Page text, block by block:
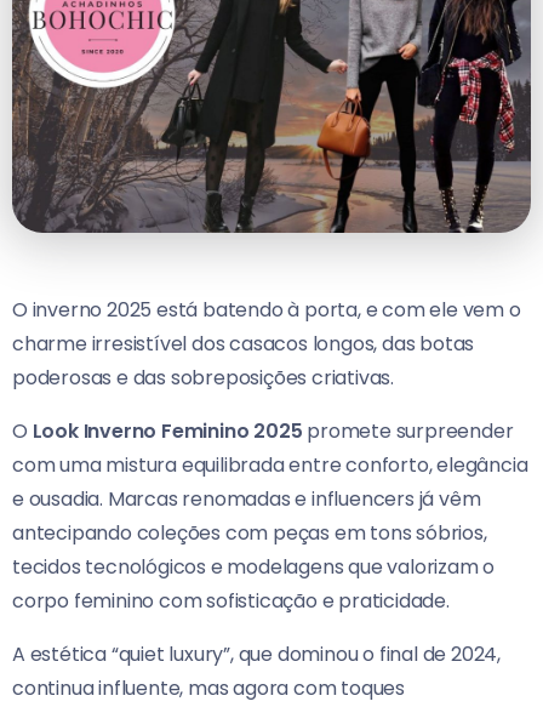
O inverno 2025 está batendo à porta, e com ele vem o
charme irresistível dos casacos longos, das botas
poderosas e das sobreposições criativas.
O Look Inverno Feminino 2025 promete surpreender
com uma mistura equilibrada entre conforto, elegância
e ousadia. Marcas renomadas e influencers já vêm
antecipando coleções com peças em tons sóbrios,
tecidos tecnológicos e modelagens que valorizam o
corpo feminino com sofisticação e praticidade.
A estética “quiet luxury”, que dominou o final de 2024,
continua influente, mas agora com toques